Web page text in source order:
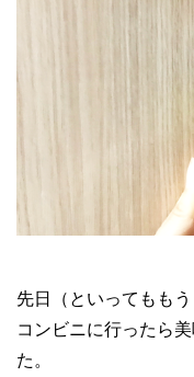
先日（といってもも
コンビニに行ったら
た。